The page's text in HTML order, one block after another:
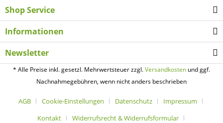
Shop Service
Informationen
Newsletter
* Alle Preise inkl. gesetzl. Mehrwertsteuer zzgl.Versandkosten und ggf.
Nachnahmegebühren, wenn nicht anders beschrieben
AGB Cookie-Einstellungen Datenschutz
Impressum
Kontakt
Widerrufsrecht & Widerrufsformular